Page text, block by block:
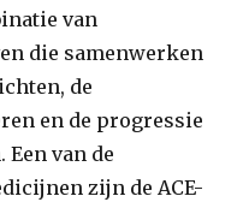
van
die samenwerken
de
en de progressie
van de
zijn de ACE-